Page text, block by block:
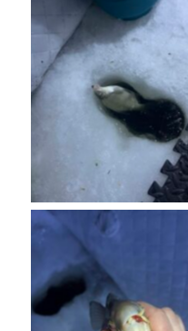
No Caption
No Caption